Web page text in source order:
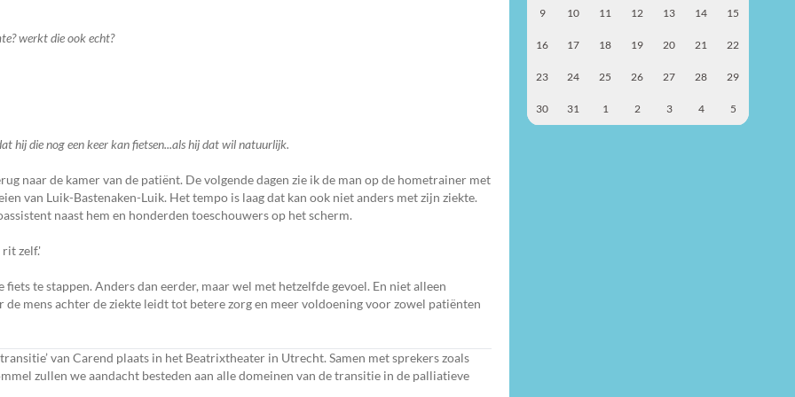
werkt die ook echt?
hij die nog een keer kan fietsen...als hij dat wil natuurlijk.
naar de kamer van de patiënt. De volgende dagen zie ik de man op de hometrainer met
van Luik-Bastenaken-Luik. Het tempo is laag dat kan ook niet anders met zijn ziekte.
naast hem en honderden toeschouwers op het scherm.
zelf.'
te stappen. Anders dan eerder, maar wel met hetzelfde gevoel. En niet alleen
mens achter de ziekte leidt tot betere zorg en meer voldoening voor zowel patiënten
van Carend plaats in het Beatrixtheater in Utrecht. Samen met sprekers zoals
zullen we aandacht besteden aan alle domeinen van de transitie in de palliatieve
9 10 11 12 13 14 15
16 17 18 19 20 21 22
23 24 25 26 27 28 29
30 31 1 2 3 4 5